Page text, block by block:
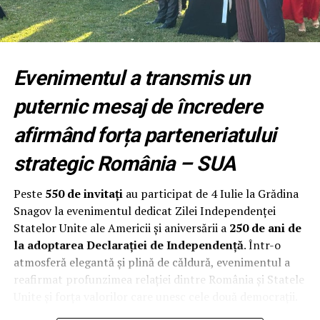
Fundația Națională a Tinerilor Manageri (FNTM)
organizează noua serie RPEP, un program construit
Quality Award, cu sprijinul RePatriot pentru atragerea
unor executivi români cu experiență internațională.
Programul începe cu un modul intensiv desfășurat la
București, urmat de opt luni de implementare și
mentorat. Participanții aplică metodologia direct în
propria organizație, își evaluează procesele, identifică
punctele forte și ariile de îmbunătățire și construiesc un
plan concret de creștere a performanței.
Programul se adresează directorilor generali,
antreprenorilor și managerilor cu responsabilitate
directă asupra performanței organizației și este deschis
medicale și organizațiilor din administrația publică.
Evenimentul a transmis un
puternic mesaj de încredere
afirmând forța parteneriatului
strategic România – SUA
Peste 550 de invitațiau participat de 4 Iulie la Grădina
Snagov la evenimentul dedicat Zilei Independenței
Statelor Unite ale Americii și aniversării a 250 de ani de
la adoptarea Declarației de Independență. Într-o
atmosferă elegantă și plină de căldură, evenimentul a
reafirmat profunzimea relației dintre România și Statele